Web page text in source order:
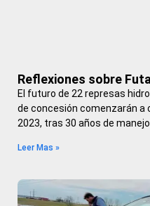
Reflexiones sobre
El futuro de 22 represas
de concesión comenzarán a
2023, tras 30 años de
Leer Mas »